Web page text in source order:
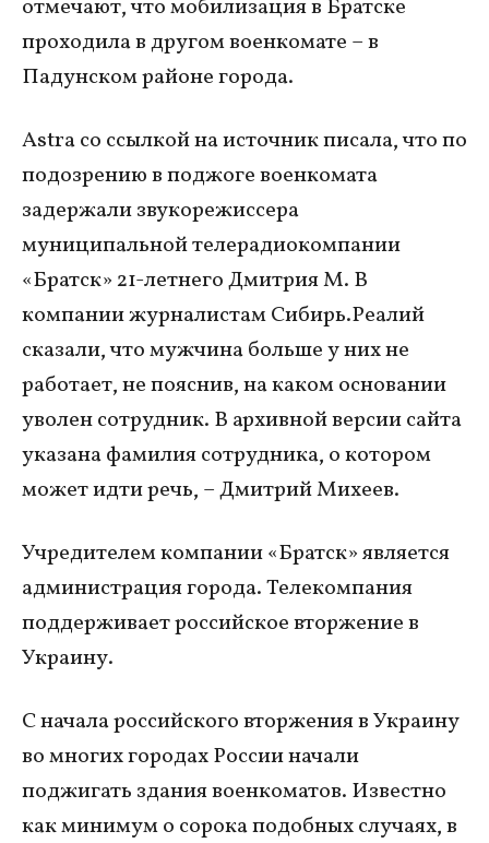
отмечают, что мобилизация в Братске
проходила в другом военкомате – в
Падунском районе города.
Astra со ссылкой на источник писала, что по
подозрению в поджоге военкомата
задержали звукорежиссера
муниципальной телерадиокомпании
«Братск» 21-летнего Дмитрия М. В
компании журналистам Сибирь.Реалий
сказали, что мужчина больше у них не
работает, не пояснив, на каком основании
уволен сотрудник. В архивной версии сайта
указана фамилия сотрудника, о котором
может идти речь, – Дмитрий Михеев.
Учредителем компании «Братск» является
администрация города. Телекомпания
поддерживает российское вторжение в
Украину.
С начала российского вторжения в Украину
во многих городах России начали
поджигать здания военкоматов. Известно
как минимум о сорока подобных случаях, в